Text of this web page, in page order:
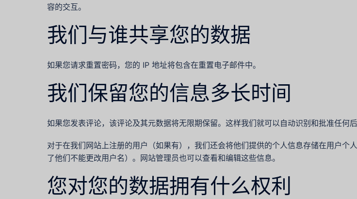
容的交互。
我们与谁共享您的数据
如果您请求重置密码，您的 IP 地址将包含在重置电子邮件中。
我们保留您的信息多长时间
如果您发表评论，该评论及其元数据将无限期保留。这样我们就可以自动识别和批准任何
对于在我们网站上注册的用户（如果有），我们还会将他们提供的个人信息存储在用户
了他们不能更改用户名）。网站管理员也可以查看和编辑这些信息。
您对您的数据拥有什么权利